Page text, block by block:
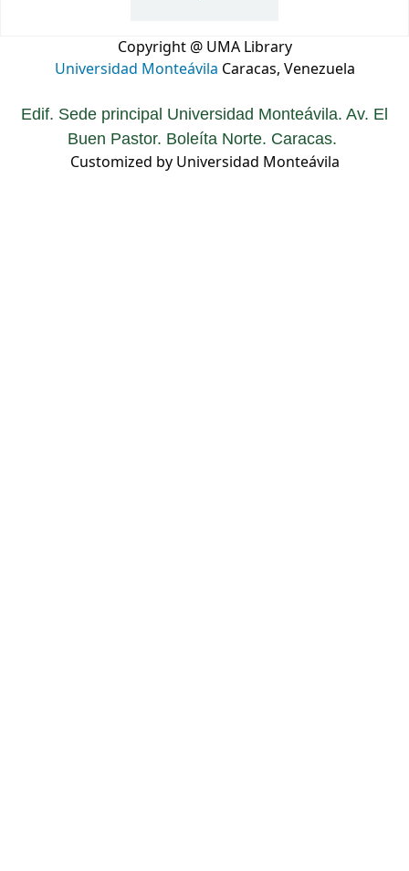
Copyright @ UMA Library
Universidad Monteávila Caracas, Venezuela
Edif. Sede principal Universidad Monteávila. Av. El
Buen Pastor. Boleíta Norte. Caracas.
Customized by Universidad Monteávila